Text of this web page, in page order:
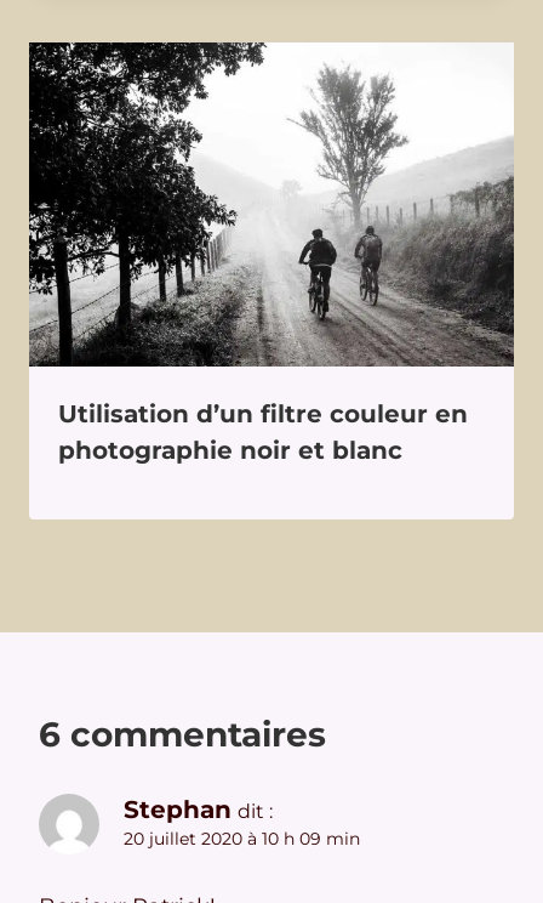
Utilisation d’un filtre couleur en
photographie noir et blanc
6 commentaires
Stephan dit :
20 juillet 2020 à 10 h 09 min